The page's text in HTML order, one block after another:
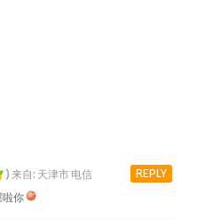
REPLY
) 来自: 天津市 电信
啦你